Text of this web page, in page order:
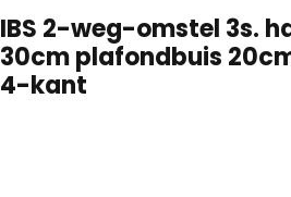
IBS 2-weg-omstel 3s.
30cm plafondbuis
4-kant